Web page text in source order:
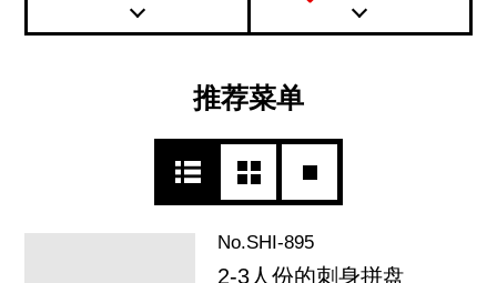
推荐菜单
No.SHI-895
2-3人份的刺身拼盘